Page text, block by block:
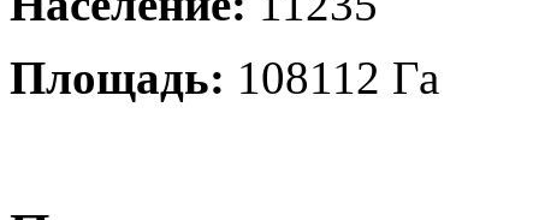
Площадь: 108112 Га